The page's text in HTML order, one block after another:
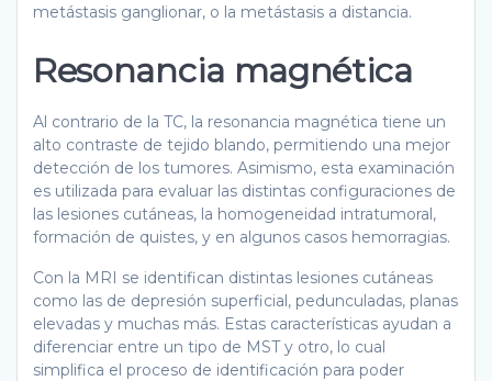
metástasis ganglionar, o la metástasis a distancia.
Resonancia magnética
Al contrario de la TC, la resonancia magnética tiene un
alto contraste de tejido blando, permitiendo una mejor
detección de los tumores. Asimismo, esta examinación
es utilizada para evaluar las distintas configuraciones de
las lesiones cutáneas, la homogeneidad intratumoral,
formación de quistes, y en algunos casos hemorragias.
Con la MRI se identifican distintas lesiones cutáneas
como las de depresión superficial, pedunculadas, planas
elevadas y muchas más. Estas características ayudan a
diferenciar entre un tipo de MST y otro, lo cual
simplifica el proceso de identificación para poder